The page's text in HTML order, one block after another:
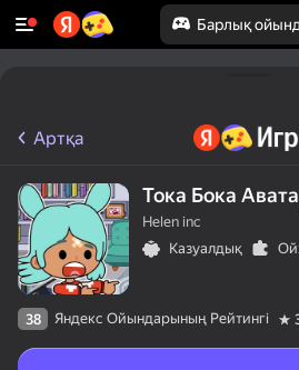
Барлық
Артқа
Тока Бока
Helen inc
Казуалдық
38 Яндекс Ойындарының Рейтингі